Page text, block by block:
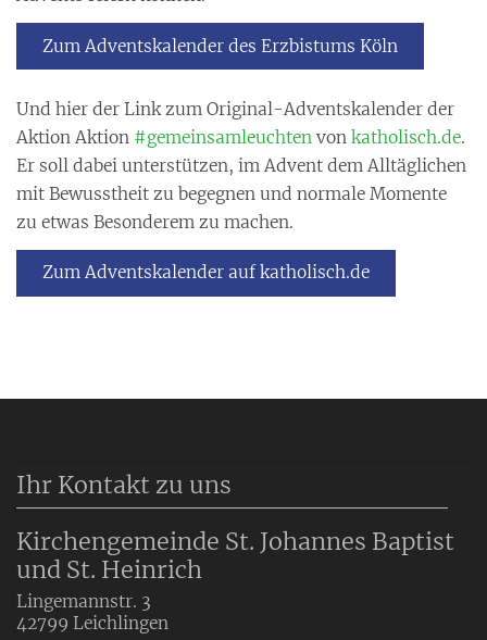
Zum Adventskalender des Erzbistums Köln
Und hier der Link zum Original-Adventskalender der
Aktion Aktion #gemeinsamleuchten von katholisch.de.
Er soll dabei unterstützen, im Advent dem Alltäglichen
mit Bewusstheit zu begegnen und normale Momente
zu etwas Besonderem zu machen.
Zum Adventskalender auf katholisch.de
Ihr Kontakt zu uns
Kirchengemeinde St. Johannes Baptist
und St. Heinrich
Lingemannstr. 3
42799 Leichlingen